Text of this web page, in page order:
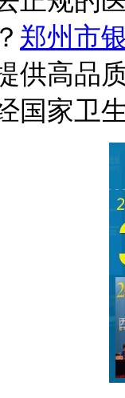
郑州市
供高品
国家卫